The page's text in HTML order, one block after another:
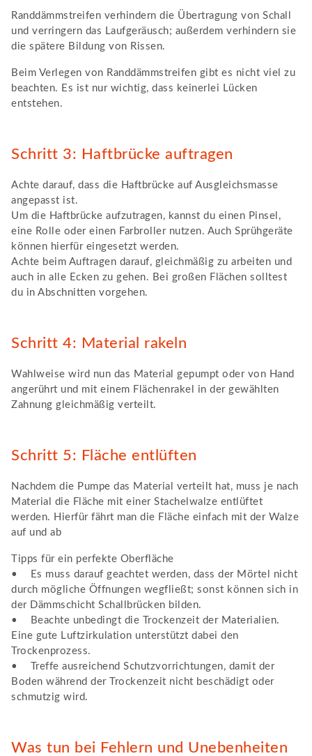
Randdämmstreifen verhindern die Übertragung von Schall
und verringern das Laufgeräusch; außerdem verhindern sie
die spätere Bildung von Rissen.
Beim Verlegen von Randdämmstreifen gibt es nicht viel zu
beachten. Es ist nur wichtig, dass keinerlei Lücken
entstehen.
Schritt 3: Haftbrücke auftragen
Achte darauf, dass die Haftbrücke auf Ausgleichsmasse
angepasst ist.
Um die Haftbrücke aufzutragen, kannst du einen Pinsel,
eine Rolle oder einen Farbroller nutzen. Auch Sprühgeräte
können hierfür eingesetzt werden.
Achte beim Auftragen darauf, gleichmäßig zu arbeiten und
auch in alle Ecken zu gehen. Bei großen Flächen solltest
du in Abschnitten vorgehen.
Schritt 4: Material rakeln
Wahlweise wird nun das Material gepumpt oder von Hand
angerührt und mit einem Flächenrakel in der gewählten
Zahnung gleichmäßig verteilt.
Schritt 5: Fläche entlüften
Nachdem die Pumpe das Material verteilt hat, muss je nach
Material die Fläche mit einer Stachelwalze entlüftet
werden. Hierfür fährt man die Fläche einfach mit der Walze
auf und ab
Tipps für ein perfekte Oberfläche
• Es muss darauf geachtet werden, dass der Mörtel nicht
durch mögliche Öffnungen wegfließt; sonst können sich in
der Dämmschicht Schallbrücken bilden.
• Beachte unbedingt die Trockenzeit der Materialien.
Eine gute Luftzirkulation unterstützt dabei den
Trockenprozess.
• Treffe ausreichend Schutzvorrichtungen, damit der
Boden während der Trockenzeit nicht beschädigt oder
schmutzig wird.
Was tun bei Fehlern und Unebenheiten